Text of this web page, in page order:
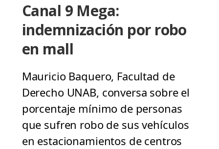
Canal 9 Mega:
indemnización por robo
en mall
Mauricio Baquero, Facultad de
Derecho UNAB, conversa sobre el
porcentaje mínimo de personas
que sufren robo de sus vehículos
en estacionamientos de centros